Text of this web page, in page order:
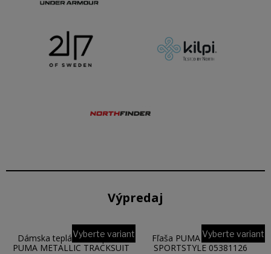
Výpredaj
Dámska tepláková súprava
PUMA METALLIC TRACKSUIT
Vyberte variant
Fľaša PUMA TR BOTTLE
SPORTSTYLE 05381126
Vyberte variant